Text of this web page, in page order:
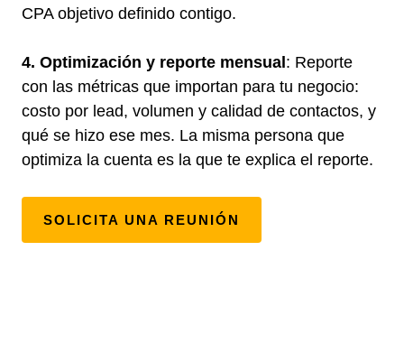
CPA objetivo definido contigo.
4. Optimización y reporte mensual: Reporte
con las métricas que importan para tu negocio:
costo por lead, volumen y calidad de contactos, y
qué se hizo ese mes. La misma persona que
optimiza la cuenta es la que te explica el reporte.
SOLICITA UNA REUNIÓN